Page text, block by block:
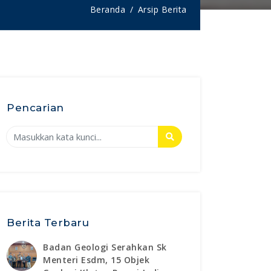
Beranda Arsip Berita
Pencarian
Berita Terbaru
Badan Geologi Serahkan Sk
Menteri Esdm, 15 Objek